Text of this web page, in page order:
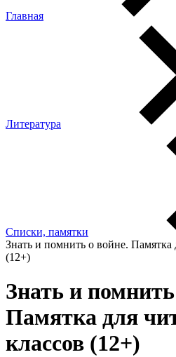
Главная
Литература
Списки, памятки
Знать и помнить о войне. Памятка
(12+)
Знать и
Памятка для
классов (12+)